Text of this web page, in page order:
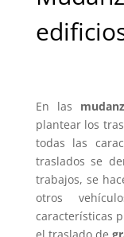
En las
plantear los
todas las
traslados se
trabajos, se
otros
características